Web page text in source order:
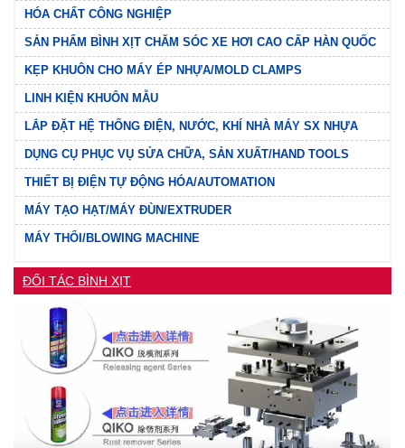
HÓA CHẤT CÔNG NGHIỆP
SẢN PHẨM BÌNH XỊT CHĂM SÓC XE HƠI CAO CẤP HÀN QUỐC
KẸP KHUÔN CHO MÁY ÉP NHỰA/MOLD CLAMPS
LINH KIỆN KHUÔN MẪU
LẮP ĐẶT HỆ THỐNG ĐIỆN, NƯỚC, KHÍ NHÀ MÁY SX NHỰA
DỤNG CỤ PHỤC VỤ SỬA CHỮA, SẢN XUẤT/HAND TOOLS
THIẾT BỊ ĐIỆN TỰ ĐỘNG HÓA/AUTOMATION
MÁY TẠO HẠT/MÁY ĐÙN/EXTRUDER
MÁY THỔI/BLOWING MACHINE
ĐỐI TÁC BÌNH XỊT